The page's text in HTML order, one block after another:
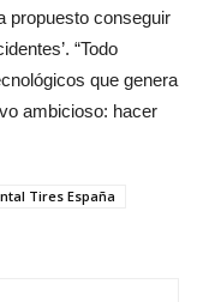
propuesto conseguir
“Todo
que genera
ambicioso: hacer
Tires España